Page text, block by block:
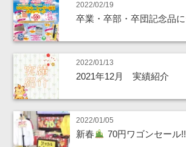
2022/02/19
卒業・卒部・卒団記念品に
2022/01/13
2021年12月 実績紹介
2022/01/05
新春 70円ワゴンセール!!